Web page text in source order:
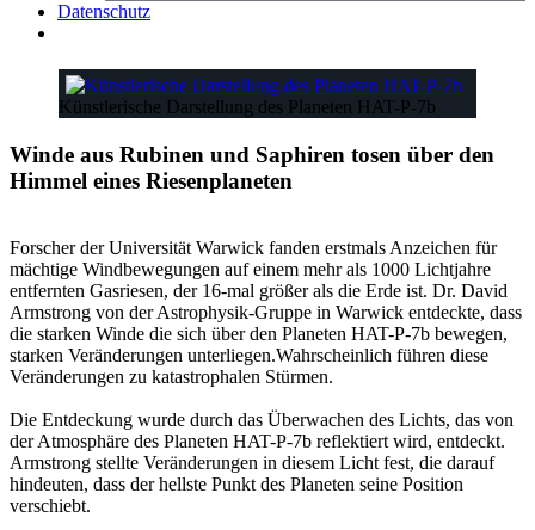
Datenschutz
Künstlerische Darstellung des Planeten HAT-P-7b
Winde aus Rubinen und Saphiren tosen über den
Himmel eines Riesenplaneten
Forscher der Universität Warwick fanden erstmals Anzeichen für
mächtige Windbewegungen auf einem mehr als 1000 Lichtjahre
entfernten Gasriesen, der 16-mal größer als die Erde ist. Dr. David
Armstrong von der Astrophysik-Gruppe in Warwick entdeckte, dass
die starken Winde die sich über den Planeten HAT-P-7b bewegen,
starken Veränderungen unterliegen.Wahrscheinlich führen diese
Veränderungen zu katastrophalen Stürmen.
Die Entdeckung wurde durch das Überwachen des Lichts, das von
der Atmosphäre des Planeten HAT-P-7b reflektiert wird, entdeckt.
Armstrong stellte Veränderungen in diesem Licht fest, die darauf
hindeuten, dass der hellste Punkt des Planeten seine Position
verschiebt.